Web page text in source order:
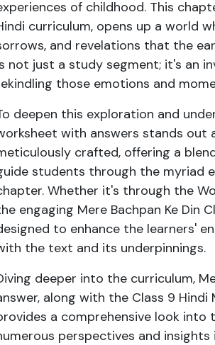
of childhood. This
curriculum, opens up a world
and revelations that the
not just a study segment; it's an
those emotions and
deepen this exploration and
with answers stands out
crafted, offering a
students through the myriad
Whether it's through the
engaging Mere Bachpan Ke Din
to enhance the learners'
the text and its underpinnings.
deeper into the curriculum,
along with the Class 9 Hindi
a comprehensive look
perspectives and